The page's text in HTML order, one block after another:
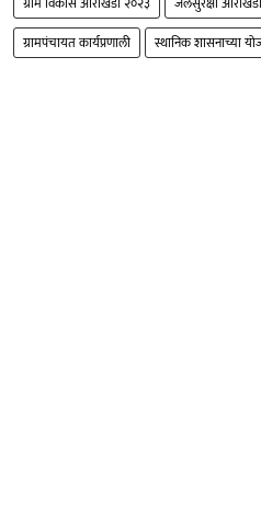
ग्रामपंचायत कार्यप्रणाली
स्थानिक शासनाच्या